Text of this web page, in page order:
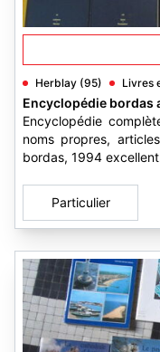
Herblay (95) Livres
Encyclopédie bordas
Encyclopédie
noms propres,
bordas, 1994
Particulier